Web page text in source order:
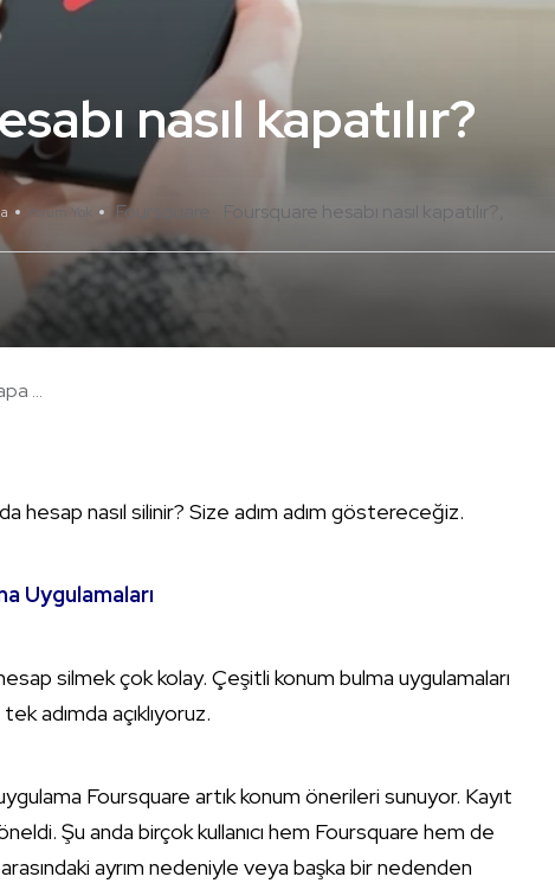
nasıl kapatılır?
Yorum Yok Foursquare Foursquare hesabı nasıl kapatılır?
...
hesap nasıl silinir? Size adım adım göstereceğiz.
Uygulamaları
silmek çok kolay. Çeşitli konum bulma uygulamaları
adımda açıklıyoruz.
Foursquare artık konum önerileri sunuyor. Kayıt
Şu anda birçok kullanıcı hem Foursquare hem de
ayrım nedeniyle veya başka bir nedenden